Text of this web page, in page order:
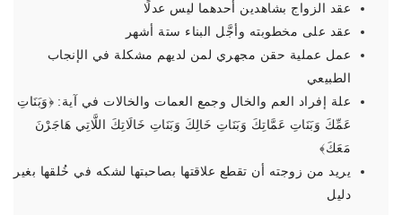
عقد الزواج بشاهدين أحدهما ليس عدلًا
عقد على مخطوبته وأجَّل البناء ستة أشهر
عمل عملية حقن مجهري لمن لديهم مشكلة في الإنجاب
الطبيعي
علة إفراد العم والخال وجمع العمات والخالات في آية: ﴿‌وَبَنَاتِ
‌عَمِّكَ وَبَنَاتِ عَمَّاتِكَ وَبَنَاتِ خَالِكَ وَبَنَاتِ خَالَاتِكَ اللَّاتِي هَاجَرْنَ
مَعَكَ﴾
يريد من زوجته أن تقطع علاقتها بصاحبتها لشكه في خُلقها بغير
دليل